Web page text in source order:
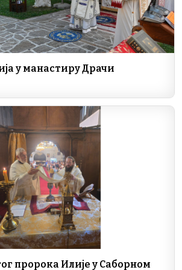
у манастиру Драчи
пророка Илије у Саборном